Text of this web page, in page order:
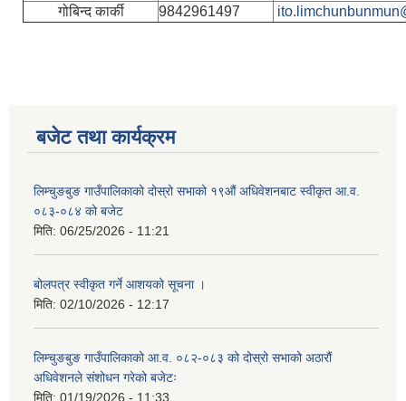
गोबिन्द कार्की 9842961497
बजेट तथा कार्यक्रम
लिम्चुङबुङ गाउँपालिकाको दोस्रो सभाको १९औं अधिवेशनबाट स्वीकृत आ.व.
०८३-०८४ को बजेट
मिति: 06/25/2026 - 11:21
बोलपत्र स्वीकृत गर्ने आशयको सूचना ।
मिति: 02/10/2026 - 12:17
लिम्चुङबुङ गाउँपालिकाको आ.व. ०८२-०८३ को दोस्रो सभाको अठारौं
अधिवेशनले संशोधन गरेको बजेटः
मिति: 01/19/2026 - 11:33